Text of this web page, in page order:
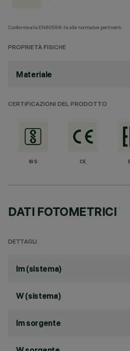
Conforme alla EN60598-1 e alle normative pertinenti.
PROPRIETÀ FISICHE
Materiale
CERTIFICAZIONI DEL PRODOTTO
BIS CE
DATI FOTOMETRICI
DETTAGLI
lm (sistema)
W (sistema)
lm sorgente